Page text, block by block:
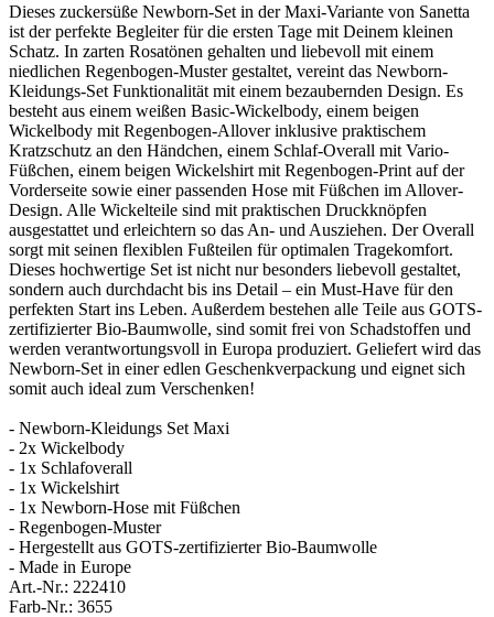
Dieses zuckersüße Newborn-Set in der Maxi-Variante von Sanetta
ist der perfekte Begleiter für die ersten Tage mit Deinem kleinen
Schatz. In zarten Rosatönen gehalten und liebevoll mit einem
niedlichen Regenbogen-Muster gestaltet, vereint das Newborn-
Kleidungs-Set Funktionalität mit einem bezaubernden Design. Es
besteht aus einem weißen Basic-Wickelbody, einem beigen
Wickelbody mit Regenbogen-Allover inklusive praktischem
Kratzschutz an den Händchen, einem Schlaf-Overall mit Vario-
Füßchen, einem beigen Wickelshirt mit Regenbogen-Print auf der
Vorderseite sowie einer passenden Hose mit Füßchen im Allover-
Design. Alle Wickelteile sind mit praktischen Druckknöpfen
ausgestattet und erleichtern so das An- und Ausziehen. Der Overall
sorgt mit seinen flexiblen Fußteilen für optimalen Tragekomfort.
Dieses hochwertige Set ist nicht nur besonders liebevoll gestaltet,
sondern auch durchdacht bis ins Detail – ein Must-Have für den
perfekten Start ins Leben. Außerdem bestehen alle Teile aus GOTS-
zertifizierter Bio-Baumwolle, sind somit frei von Schadstoffen und
werden verantwortungsvoll in Europa produziert. Geliefert wird das
Newborn-Set in einer edlen Geschenkverpackung und eignet sich
somit auch ideal zum Verschenken!
- Newborn-Kleidungs Set Maxi
- 2x Wickelbody
- 1x Schlafoverall
- 1x Wickelshirt
- 1x Newborn-Hose mit Füßchen
- Regenbogen-Muster
- Hergestellt aus GOTS-zertifizierter Bio-Baumwolle
- Made in Europe
Art.-Nr.: 222410
Farb-Nr.: 3655